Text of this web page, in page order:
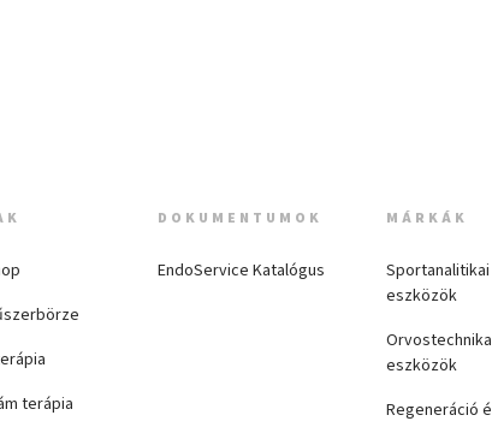
terápia
DOKUMENTUMOK
EndoService Katalógus
MÁRKÁK
Sportanalitikai
eszközök
eszközök
Regeneráció